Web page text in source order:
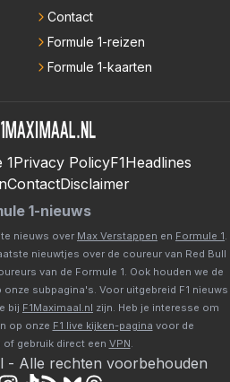
Contact
Formule 1-reizen
Formule 1-kaarten
1Privacy PolicyF1Headlines
ContactDisclaimer
1-nieuws
nieuws over Max Verstappen en Formule 1
nieuwtjes over de coureur van Red Bull
van de Formule 1. Ook houden we de
onze subpagina's. Voor uitgebreid F1 nieuws
bij F1Maximaal.nl zijn. Heb je interesse om
op onze F1 live kijken-pagina voor de
gebruik direct een VPN
- Alle rechten voorbehouden